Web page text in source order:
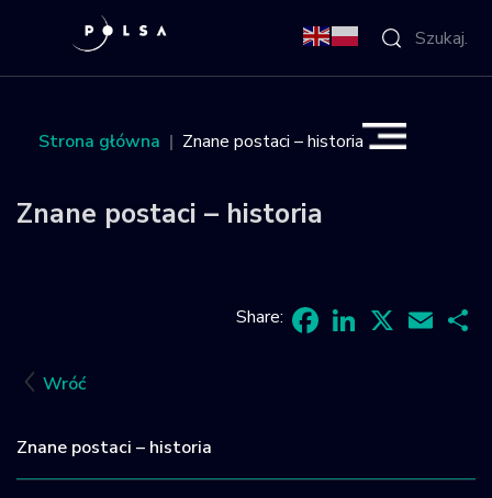
O Agencji
Polska w
kosmosie
Wróć
Znane postaci – historia
Strona główna Znane postaci – historia
Znane postaci – historia
Share: